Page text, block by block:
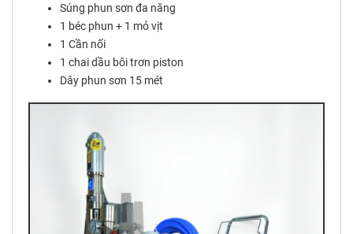
Súng phun sơn đa năng
1 béc phun + 1 mỏ vịt
1 Cần nối
1 chai dầu bôi trơn piston
Dây phun sơn 15 mét